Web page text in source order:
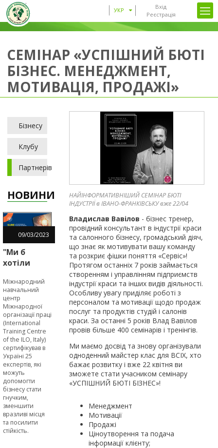
Вхід
Реєстрація
УКР
СЕМІНАР «УСПІШНИЙ БЮТІ
БІЗНЕС. МЕНЕДЖМЕНТ,
МОТИВАЦІЯ, ПРОДАЖІ»
Бізнесу
Клубу
Партнерів
НОВИНИ
09/03/2023
"Ми б
хотіли
SURE-
навчання
раніше", -
підприємці
в межах
EU4Business
Міжнародний
навчальний
центр
Міжнародної
організації праці
(International
Training Centre
of the ILO, Italy)
сертифікував в
Україні 25
експертів, які
можуть
допомогти
бізнесу стати
гнучким,
зменшити
вразливі місця
та посилити
стійкість.
НАЙІНФОРМАТИВНІШИЙ СЕМІНАР БЮТІ
ІНДУСТРІЇ в ІВАНО-ФРАНКІВСЬКУ вже 22/04
Владислав Вавілов - бізнес тренер,
провідний консультант в індустрії краси
та салонного бізнесу, громадський діяч,
що знає як мотивувати вашу команду
та розкриє фішки поняття «Сервіс»!
Протягом останніх 7 років займається
створенням і управлінням підприємств
індустрії краси та інших видів діяльності.
Особливу увагу приділяє роботі з
персоналом та мотивації щодо продаж
послуг та продуктів студій і салонів
краси. За останні 5 років Влад Вавілов
провів більше 400 семінарів і тренінгів.
Ми маємо досвід та знову організували
одноденний майстер клас для ВСІХ, хто
бажає розвитку і вже 22 квітня ви
зможете стати учасником семінару
«УСПІШНИЙ БЮТІ БІЗНЕС»!
Менеджмент
Мотивації
Продажі
Ціноутворення та подача
інформації клієнту;